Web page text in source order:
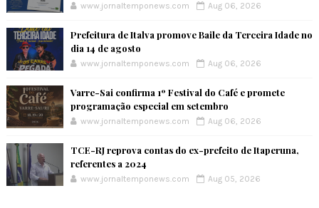
www.jornaltemponews.com Aug 06, 2026
Prefeitura de Italva promove Baile da Terceira Idade no
dia 14 de agosto
www.jornaltemponews.com Aug 06, 2026
Varre-Sai confirma 1º Festival do Café e promete
programação especial em setembro
www.jornaltemponews.com Aug 06, 2026
TCE-RJ reprova contas do ex-prefeito de Itaperuna,
referentes a 2024
www.jornaltemponews.com Aug 05, 2026